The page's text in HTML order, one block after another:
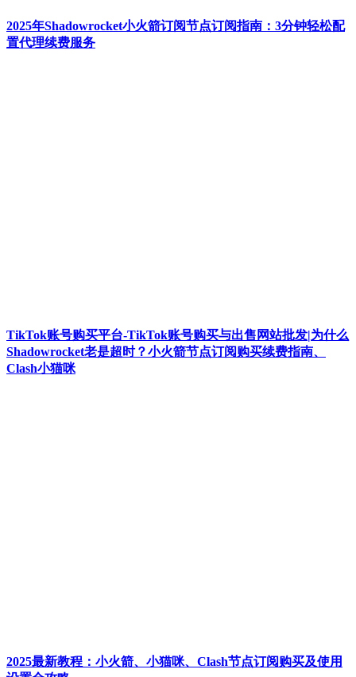
2025年Shadowrocket小火箭订阅节点订阅指南：3分钟轻松配
置代理续费服务
TikTok账号购买平台-TikTok账号购买与出售网站批发|为什么
Shadowrocket老是超时？小火箭节点订阅购买续费指南、
Clash小猫咪
2025最新教程：小火箭、小猫咪、Clash节点订阅购买及使用